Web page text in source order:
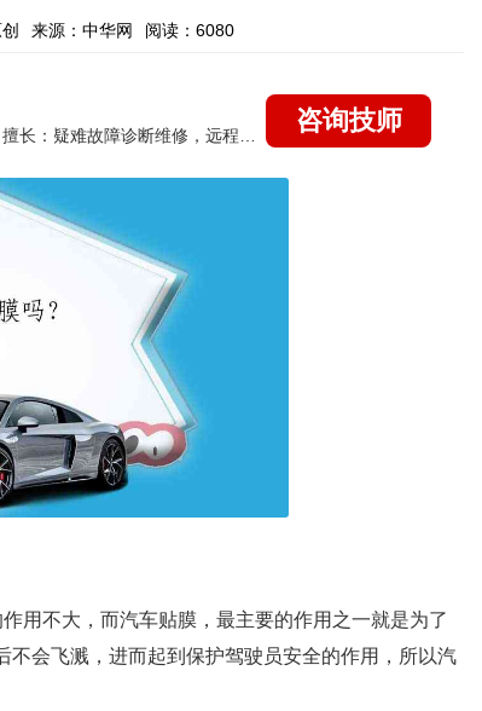
来源：中华网 阅读：6080
咨询技师
用不大，而汽车贴膜，最主要的作用之一就是为了
会飞溅，进而起到保护驾驶员安全的作用，所以汽